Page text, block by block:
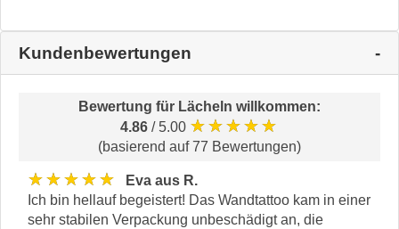
Kundenbewertungen
Bewertung für Lächeln willkommen:
4.86 / 5.00 ★★★★★
(basierend auf 77 Bewertungen)
★★★★★
Eva aus R.
Ich bin hellauf begeistert! Das Wandtattoo kam in einer
sehr stabilen Verpackung unbeschädigt an, die